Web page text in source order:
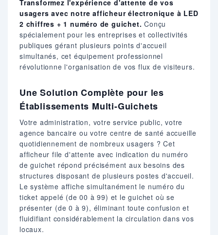
Transformez l'expérience d'attente de vos
usagers avec notre afficheur électronique à LED
2 chiffres + 1 numéro de guichet. Conçu
spécialement pour les entreprises et collectivités
publiques gérant plusieurs points d'accueil
simultanés, cet équipement professionnel
révolutionne l'organisation de vos flux de visiteurs.
Une Solution Complète pour les
Établissements Multi-Guichets
Votre administration, votre service public, votre
agence bancaire ou votre centre de santé accueille
quotidiennement de nombreux usagers ? Cet
afficheur file d'attente avec indication du numéro
de guichet répond précisément aux besoins des
structures disposant de plusieurs postes d'accueil.
Le système affiche simultanément le numéro du
ticket appelé (de 00 à 99) et le guichet où se
présenter (de 0 à 9), éliminant toute confusion et
fluidifiant considérablement la circulation dans vos
locaux.